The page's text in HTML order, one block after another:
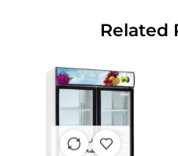
Related
غير متوفر
في المخزون